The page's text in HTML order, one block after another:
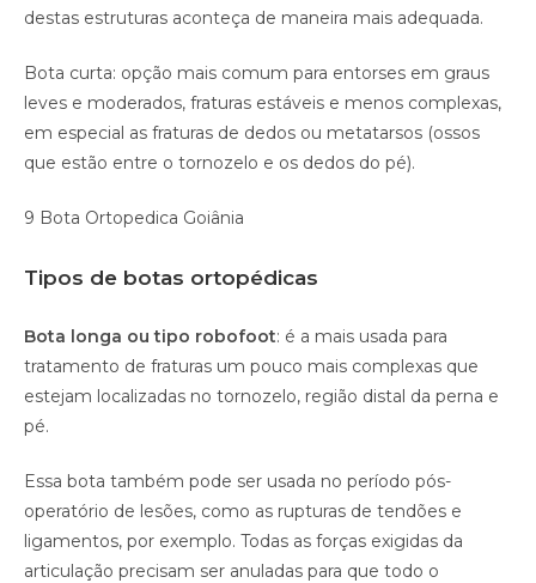
destas estruturas aconteça de maneira mais adequada.
Bota curta: opção mais comum para entorses em graus
leves e moderados, fraturas estáveis e menos complexas,
em especial as fraturas de dedos ou metatarsos (ossos
que estão entre o tornozelo e os dedos do pé).
9 Bota Ortopedica Goiânia
Tipos de botas ortopédicas
Bota longa ou tipo robofoot: é a mais usada para
tratamento de fraturas um pouco mais complexas que
estejam localizadas no tornozelo, região distal da perna e
pé.
Essa bota também pode ser usada no período pós-
operatório de lesões, como as rupturas de tendões e
ligamentos, por exemplo. Todas as forças exigidas da
articulação precisam ser anuladas para que todo o